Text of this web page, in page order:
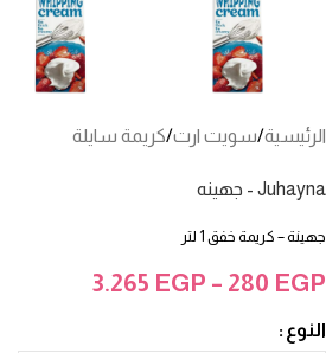
الرئيسية/سويت ارت/كريمة سايلة
Juhayna - جهينه
جهينة – كريمة خفق 1 لتر
280 EGP
–
3.265 EGP
النوع